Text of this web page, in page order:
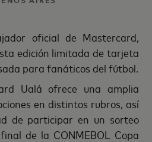
oficial de Mastercard,
edición limitada de tarjeta
para fanáticos del fútbol.
Ualá ofrece una amplia
en distintos rubros, así
de participar en un sorteo
de la CONMEBOL Copa